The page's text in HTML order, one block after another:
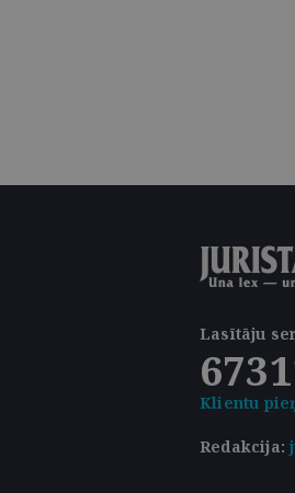
Lasītāju
Klientu
Redakcija: